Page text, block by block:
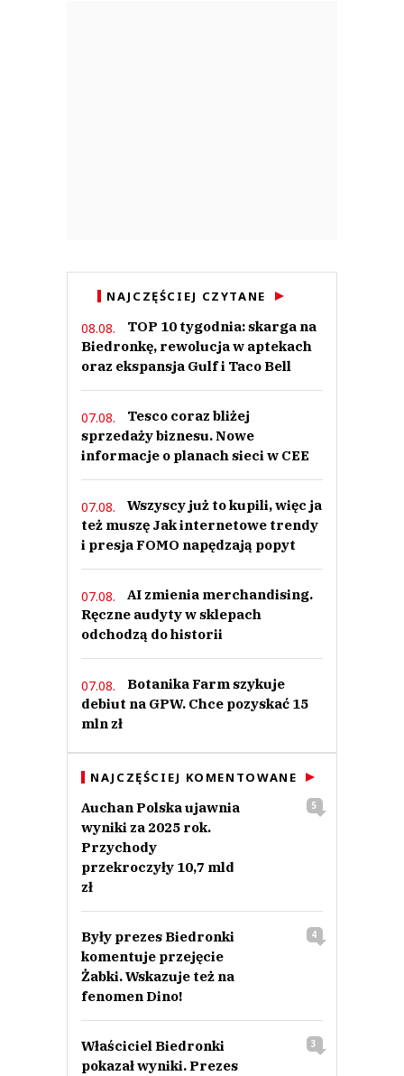
NAJCZĘŚCIEJ CZYTANE
08.08.
TOP 10 tygodnia: skarga na
Biedronkę, rewolucja w aptekach
oraz ekspansja Gulf i Taco Bell
07.08.
Tesco coraz bliżej
sprzedaży biznesu. Nowe
informacje o planach sieci w CEE
07.08.
Wszyscy już to kupili, więc ja
też muszę Jak internetowe trendy
i presja FOMO napędzają popyt
07.08.
AI zmienia merchandising.
Ręczne audyty w sklepach
odchodzą do historii
07.08.
Botanika Farm szykuje
debiut na GPW. Chce pozyskać 15
mln zł
NAJCZĘŚCIEJ KOMENTOWANE
Auchan Polska ujawnia
wyniki za 2025 rok.
Przychody
przekroczyły 10,7 mld
zł
5
Były prezes Biedronki
komentuje przejęcie
Żabki. Wskazuje też na
fenomen Dino!
4
Właściciel Biedronki
pokazał wyniki. Prezes
3